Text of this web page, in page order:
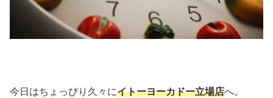
今日はちょっぴり久々にイトーヨーカドー立場店へ。